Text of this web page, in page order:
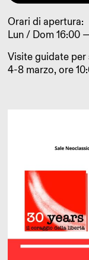
Orari di apertura:
Lun / Dom 16:00
Visite guidate per
4-8 marzo, ore